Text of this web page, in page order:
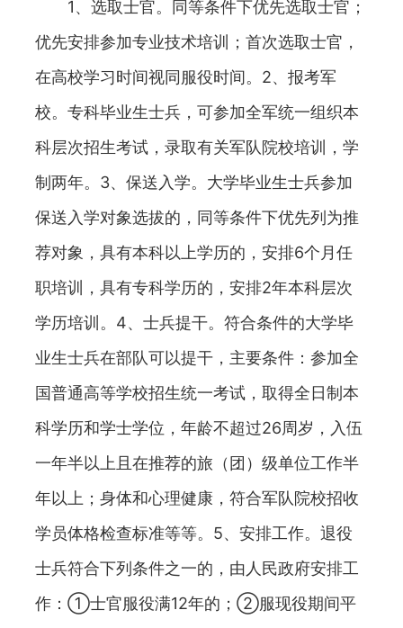
1、选取士官。同等条件下优先选取士官；
优先安排参加专业技术培训；首次选取士官，
在高校学习时间视同服役时间。2、报考军
校。专科毕业生士兵，可参加全军统一组织本
科层次招生考试，录取有关军队院校培训，学
制两年。3、保送入学。大学毕业生士兵参加
保送入学对象选拔的，同等条件下优先列为推
荐对象，具有本科以上学历的，安排6个月任
职培训，具有专科学历的，安排2年本科层次
学历培训。4、士兵提干。符合条件的大学毕
业生士兵在部队可以提干，主要条件：参加全
国普通高等学校招生统一考试，取得全日制本
科学历和学士学位，年龄不超过26周岁，入伍
一年半以上且在推荐的旅（团）级单位工作半
年以上；身体和心理健康，符合军队院校招收
学员体格检查标准等等。5、安排工作。退役
士兵符合下列条件之一的，由人民政府安排工
作：①士官服役满12年的；②服现役期间平